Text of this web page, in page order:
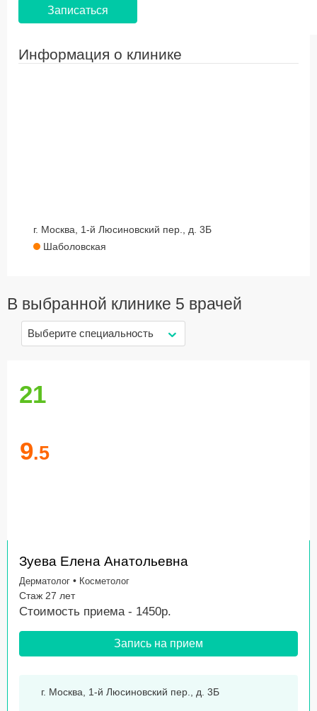
Записаться
Информация о клинике
г. Москва, 1-й Люсиновский пер., д. 3Б
Шаболовская
В выбранной клинике 5 врачей
Выберите специальность
21
9.5
Зуева Елена Анатольевна
Дерматолог • Косметолог
Стаж 27 лет
Стоимость приема - 1450р.
Запись на прием
г. Москва, 1-й Люсиновский пер., д. 3Б